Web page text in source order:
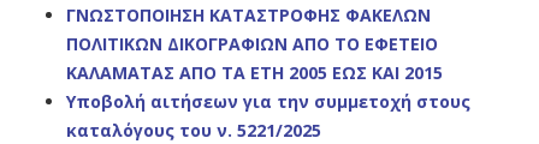
ΓΝΩΣΤΟΠΟΙΗΣΗ ΚΑΤΑΣΤΡΟΦΗΣ ΦΑΚΕΛΩΝ
ΠΟΛΙΤΙΚΩΝ ΔΙΚΟΓΡΑΦΙΩΝ ΑΠΟ ΤΟ ΕΦΕΤΕΙΟ
ΚΑΛΑΜΑΤΑΣ ΑΠΟ ΤΑ ΕΤΗ 2005 ΕΩΣ ΚΑΙ 2015
Υποβολή αιτήσεων για την συμμετοχή στους
καταλόγους του ν. 5221/2025